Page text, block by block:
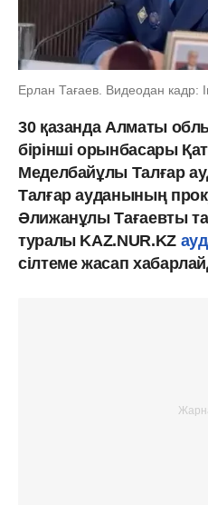
Ерлан Тағаев. Видеодан кадр:
30 қазанда Алматы
бірінші орынбасары
Меделбайұлы Талғар
Талғар ауданының
Әлижанұлы Тағаевты
туралы KAZ.NUR.KZ
сілтеме жасап